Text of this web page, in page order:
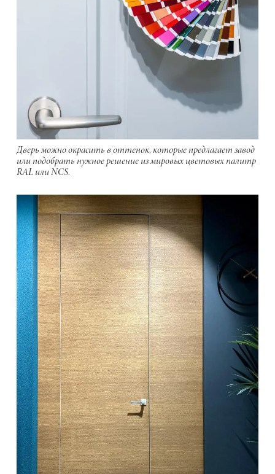
Дверь можно окрасить в оттенок, которые предлагает завод
или подобрать нужное решение из мировых цветовых палитр
RAL или NCS.